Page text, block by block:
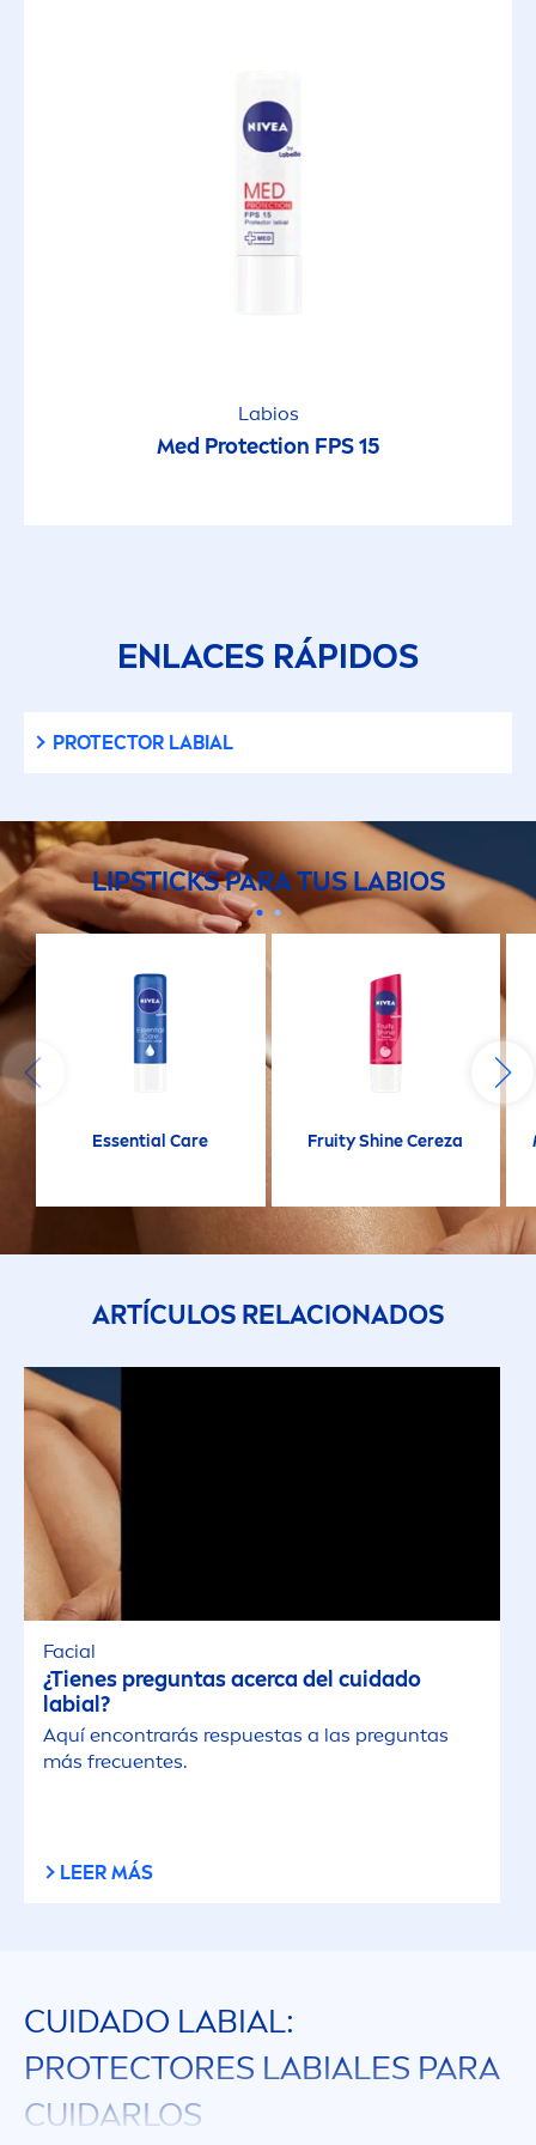
Labios
Med Protection FPS 15
ENLACES RÁPIDOS
PROTECTOR LABIAL
LIPSTICKS PARA TUS LABIOS
EssentialCare FruityShineCereza
ARTÍCULOS RELACIONADOS
Facial
¿Tienes preguntas acerca del cuidado
labial?
Aquí encontrarás respuestas a las preguntas
más frecuentes.
LEER MÁS
CUIDADO LABIAL:
PROTECTORES LABIALES PARA
CUIDARLOS